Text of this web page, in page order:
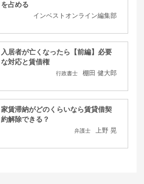
を占める
インベストオンライン編集部
入居者が亡くなったら【前編】必要
な対応と賃借権
行政書士 棚田 健大郎
家賃滞納がどのくらいなら賃貸借契
約解除できる？
弁護士 上野 晃